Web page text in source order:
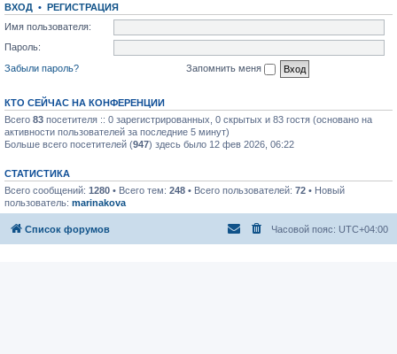
ВХОД • РЕГИСТРАЦИЯ
Имя пользователя:
Пароль:
Забыли пароль?
Запомнить меня
КТО СЕЙЧАС НА КОНФЕРЕНЦИИ
Всего 83 посетителя :: 0 зарегистрированных, 0 скрытых и 83 гостя (основано на
активности пользователей за последние 5 минут)
Больше всего посетителей (947) здесь было 12 фев 2026, 06:22
СТАТИСТИКА
Всего сообщений: 1280 • Всего тем: 248 • Всего пользователей: 72 • Новый
пользователь: marinakova
Список форумов Часовой пояс: UTC+04:00